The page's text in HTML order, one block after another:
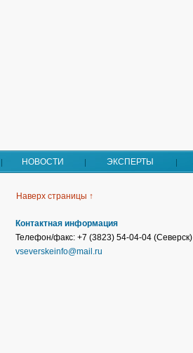
НОВОСТИ ЭКСПЕРТЫ
Наверх страницы ↑
Контактная информация
Телефон/факс: +7 (3823) 54-04-04 (Северск)
vseverskeinfo@mail.ru